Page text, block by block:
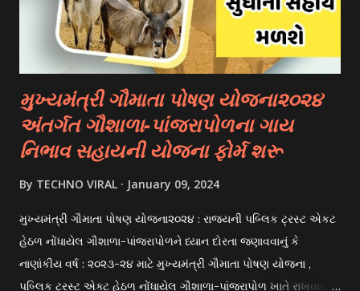
organizations, foundations, and corporations offer
scholarships to students for studying abroad. These
scholarships can be based on different criter...
મુખ્યમંત્રી ગૌમાતા પોષણ યોજના૨૦૨૪
અંતર્ગત ગૌશાળા-પાંજરાપોળના ગાય
નિભાવ સહાયની યોજના ફોર્મ શરૂ
By TECHNO VIRAL January 09, 2024
મુખ્યમંત્રી ગૌમાતા પોષણ યોજના૨૦૨૪ : રાજયની પબ્લિક ટ્રસ્ટ એકટ
હેઠળ નોંધાયેલ ગૌશાળા-પાંજરાપોળને ધ્યાન દોરતા જણાવવાનું કે
નાણાંકીય વર્ષ : ૨૦૨૩-૨૪ માટે મુખ્યમંત્રી ગૌમાતા પોષણ યોજના ,
પબ્લિક ટ્રસ્ટ એક્ટ હેઠળ નોંધાયેલ ગૌશાળા-પાંજરાપોળ ખાતે રાખવામાં